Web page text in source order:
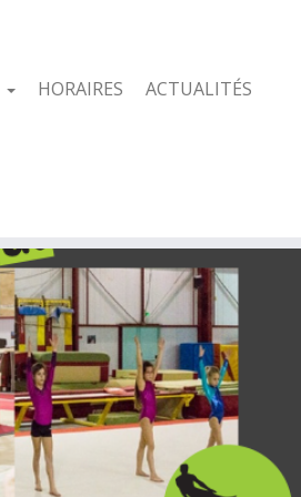
HORAIRES
ACTUALITÉS